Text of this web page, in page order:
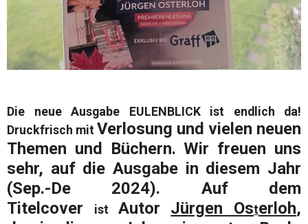
Die neue Ausgabe EULENBLICK ist endlich da!
Druckfrisch mit Verlosung und vielen neuen
Themen und Büchern. Wir freuen uns
sehr, auf die Ausgabe in diesem Jahr
(Sep.-De 2024). Auf dem
Titelcover
ist Autor Jürgen Osterloh,